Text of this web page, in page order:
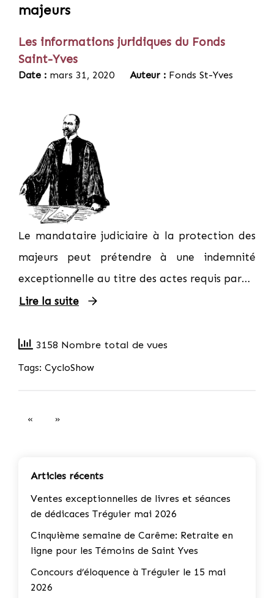
majeurs
Les informations juridiques du Fonds
Saint-Yves
Date : mars 31, 2020 Auteur : Fonds St-Yves
Le mandataire judiciaire à la protection des
majeurs peut prétendre à une indemnité
exceptionnelle au titre des actes requis par…
Lire la suite
3158 Nombre total de vues
Tags: CycloShow
« »
Articles récents
Ventes exceptionnelles de livres et séances
de dédicaces Tréguier mai 2026
Cinquième semaine de Carême: Retraite en
ligne pour les Témoins de Saint Yves
Concours d’éloquence à Tréguier le 15 mai
2026